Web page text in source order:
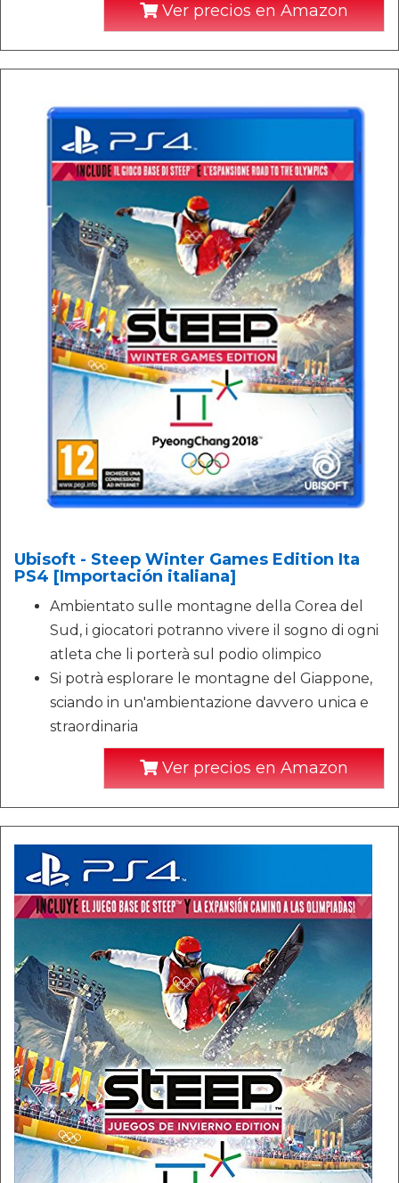
Ver precios en Amazon
Ubisoft - Steep Winter Games Edition Ita
PS4 [Importación italiana]
Ambientato sulle montagne della Corea del
Sud, i giocatori potranno vivere il sogno di ogni
atleta che li porterà sul podio olimpico
Si potrà esplorare le montagne del Giappone,
sciando in un'ambientazione davvero unica e
straordinaria
Ver precios en Amazon